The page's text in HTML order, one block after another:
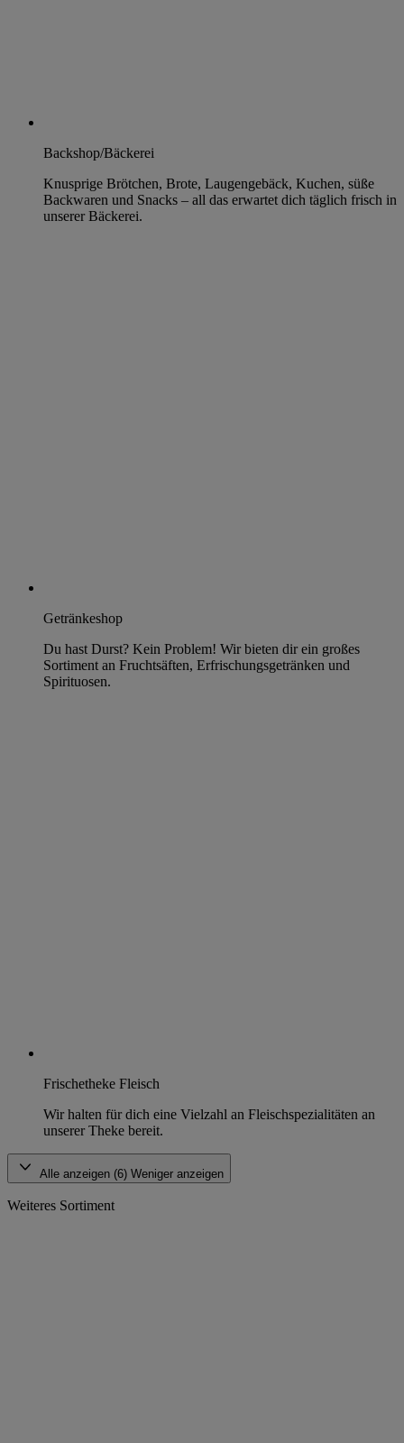
Backshop/Bäckerei
Knusprige Brötchen, Brote, Laugengebäck, Kuchen, süße
Backwaren und Snacks – all das erwartet dich täglich frisch in
unserer Bäckerei.
Getränkeshop
Du hast Durst? Kein Problem! Wir bieten dir ein großes
Sortiment an Fruchtsäften, Erfrischungsgetränken und
Spirituosen.
Frischetheke Fleisch
Wir halten für dich eine Vielzahl an Fleischspezialitäten an
unserer Theke bereit.
Alle anzeigen (6) Weniger anzeigen
Weiteres Sortiment